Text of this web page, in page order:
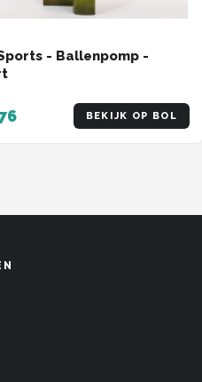
- Ballenpomp -
BEKIJK OP BOL